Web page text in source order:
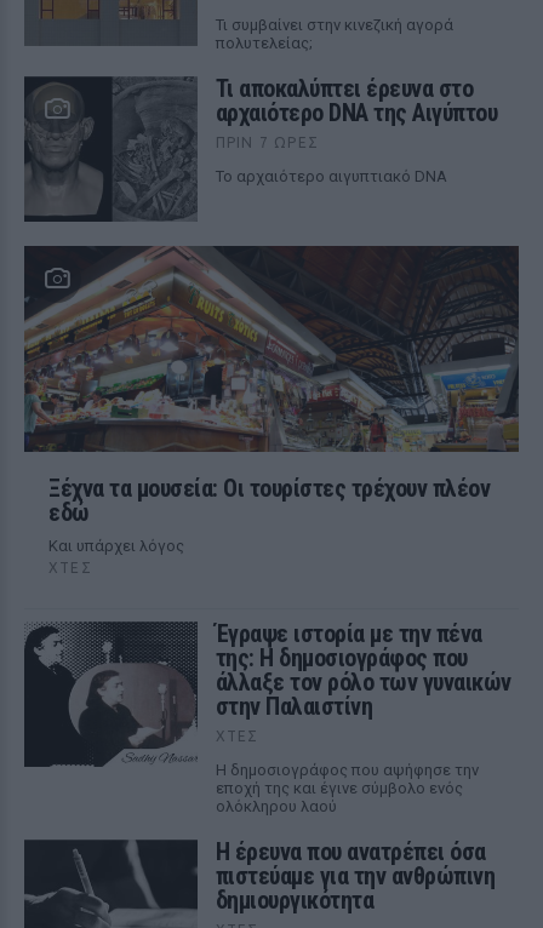
Τι συμβαίνει στην κινεζική αγορά
πολυτελείας;
Τι αποκαλύπτει έρευνα στο
αρχαιότερο DNA της Αιγύπτου
ΠΡΙΝ 7 ΏΡΕΣ
Το αρχαιότερο αιγυπτιακό DNA
Ξέχνα τα μουσεία: Οι τουρίστες τρέχουν πλέον
εδώ
Και υπάρχει λόγος
ΧΤΕΣ
Έγραψε ιστορία με την πένα
της: Η δημοσιογράφος που
άλλαξε τον ρόλο των γυναικών
στην Παλαιστίνη
ΧΤΕΣ
Η δημοσιογράφος που αψήφησε την
εποχή της και έγινε σύμβολο ενός
ολόκληρου λαού
Η έρευνα που ανατρέπει όσα
πιστεύαμε για την ανθρώπινη
δημιουργικότητα